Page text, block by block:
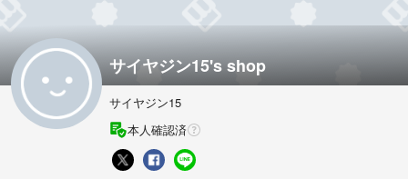
サイヤジン15's shop
サイヤジン15
本人確認済